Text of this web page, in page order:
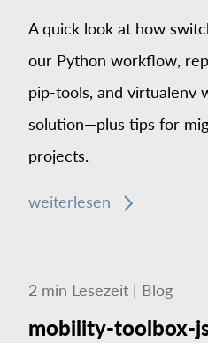
A quick look at how
our Python workflow,
pip-tools, and virtualenv
solution—plus tips for
projects.
weiterlesen
2 min Lesezeit | Blog
mobility-toolbox-